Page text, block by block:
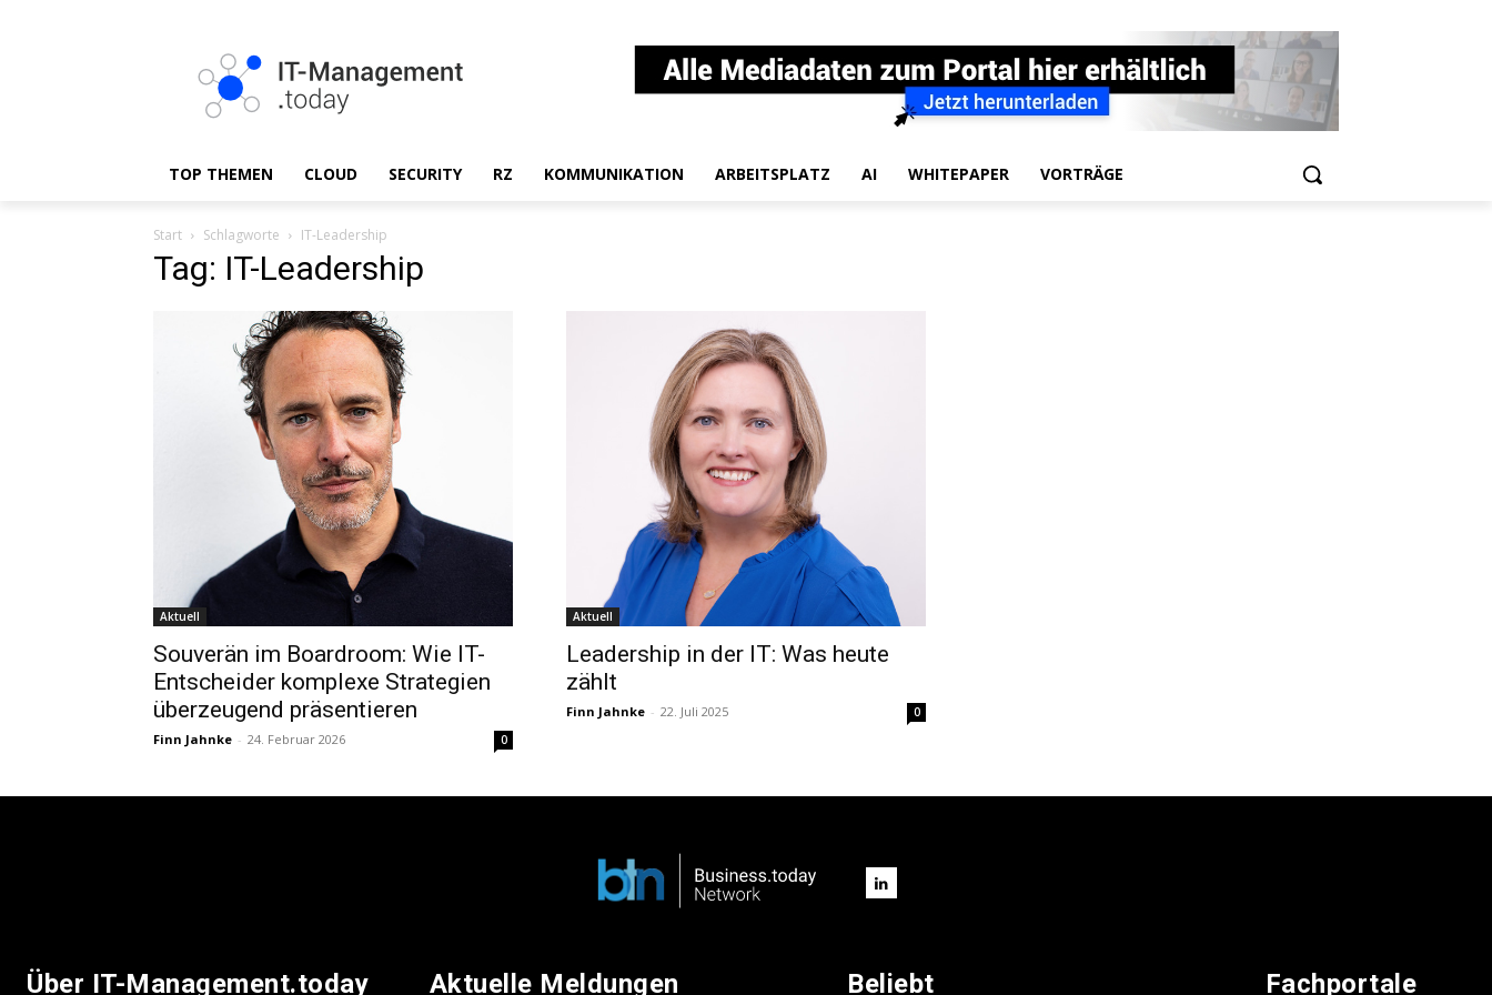
TOP THEMEN CLOUD SECURITY RZ KOMMUNIKATION ARBEITSPLATZ AI WHITEPAPER VORTRÄGE
Start Schlagworte IT-Leadership
Tag: IT-Leadership
Aktuell
Souverän im Boardroom: Wie IT-
Entscheider komplexe Strategien
überzeugend präsentieren
Finn Jahnke - 24. Februar 2026 0
Aktuell
Leadership in der IT: Was heute
zählt
Finn Jahnke - 22. Juli 2025 0
Über IT-Management.today Aktuelle Meldungen Beliebt Fachportale